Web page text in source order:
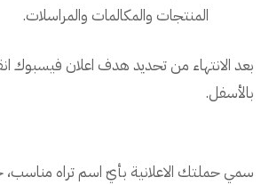
المنتجات والمكالمات والمراسلات.
بعد الانتهاء من تحديد هدف اعلان فيسبوك
بالأسفل.
سمي حملتك الاعلانية بأيّ اسم تراه مناسب،